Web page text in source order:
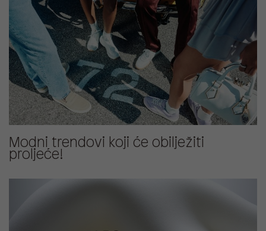
Modni trendovi koji će obilježiti
proljeće!